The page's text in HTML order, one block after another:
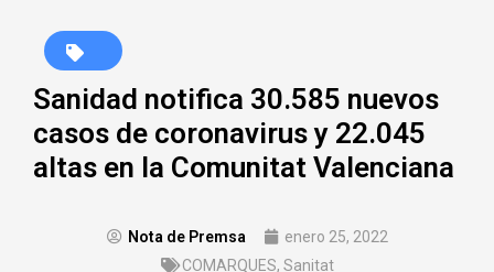
Sanidad notifica 30.585 nuevos
casos de coronavirus y 22.045
altas en la Comunitat Valenciana
Nota de Premsa
enero 25, 2022
COMARQUES, Sanitat